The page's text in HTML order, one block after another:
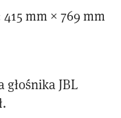
mm × 769 mm
JBL